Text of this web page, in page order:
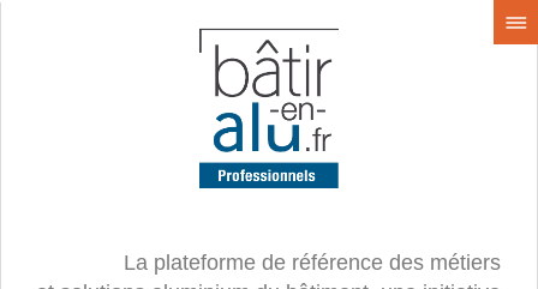
La plateforme de référence des métiers